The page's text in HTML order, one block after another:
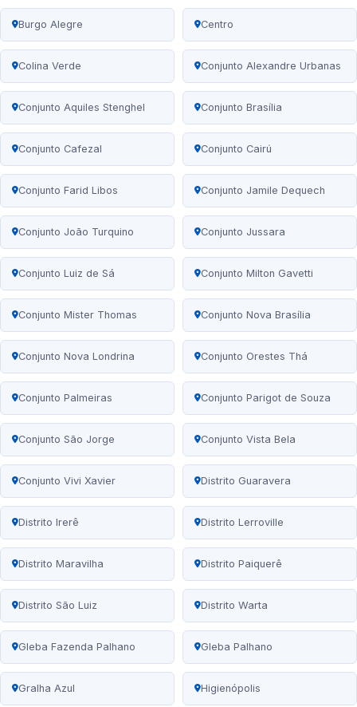
Burgo Alegre Centro
Colina Verde Conjunto Alexandre Urbanas
Conjunto Aquiles Stenghel Conjunto Brasília
Conjunto Cafezal Conjunto Cairú
Conjunto Farid Libos Conjunto Jamile Dequech
Conjunto João Turquino Conjunto Jussara
Conjunto Luiz de Sá Conjunto Milton Gavetti
Conjunto Mister Thomas Conjunto Nova Brasília
Conjunto Nova Londrina Conjunto Orestes Thá
Conjunto Palmeiras Conjunto Parigot de Souza
Conjunto São Jorge Conjunto Vista Bela
Conjunto Vivi Xavier Distrito Guaravera
Distrito Irerê Distrito Lerroville
Distrito Maravilha Distrito Paiquerê
Distrito São Luiz Distrito Warta
Gleba Fazenda Palhano Gleba Palhano
Gralha Azul Higienópolis